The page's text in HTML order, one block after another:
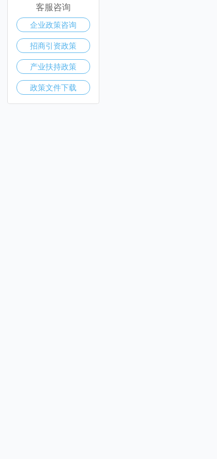
客服咨询
企业政策咨询
招商引资政策
产业扶持政策
政策文件下载